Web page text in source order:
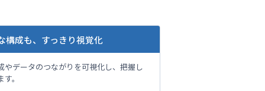
構成も、すっきり視覚化
やデータのつながりを可視化し、把握し
。